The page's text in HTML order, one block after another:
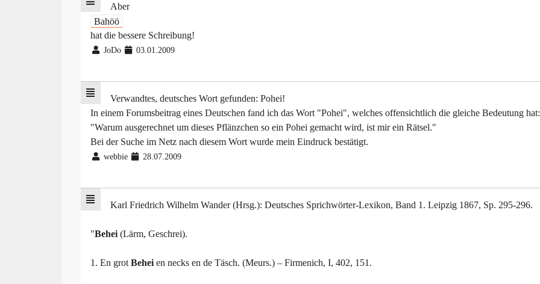
Aber
Bahöö
hat die bessere Schreibung!
JoDo 03.01.2009
Verwandtes, deutsches Wort gefunden: Pohei!
In einem Forumsbeitrag eines Deutschen fand ich das Wort "Pohei", welches offensichtlich die gleiche Bedeutung hat:
"Warum ausgerechnet um dieses Pflänzchen so ein Pohei gemacht wird, ist mir ein Rätsel."
Bei der Suche im Netz nach diesem Wort wurde mein Eindruck bestätigt.
webbie 28.07.2009
Karl Friedrich Wilhelm Wander (Hrsg.): Deutsches Sprichwörter-Lexikon, Band 1. Leipzig 1867, Sp. 295-296.
"Behei (Lärm, Geschrei).
1. En grot Behei en necks en de Täsch. (Meurs.) – Firmenich, I, 402, 151.